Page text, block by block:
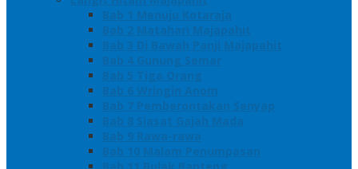
Bab 1 Menuju Kotaraja
Bab 2 Matahari Majapahit
Bab 3 Di Bawah Panji Majapahit
Bab 4 Gunung Semar
Bab 5 Tiga Orang
Bab 6 Wringin Anom
Bab 7 Pemberontakan Senyap
Bab 8 Siasat Gajah Mada
Bab 9 Rawa-rawa
Bab 10 Malam Penumpasan